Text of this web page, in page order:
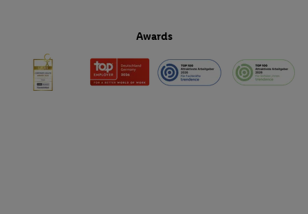
Awards